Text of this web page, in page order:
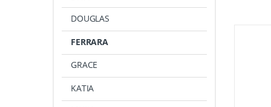
DOUGLAS
FERRARA
GRACE
KATIA